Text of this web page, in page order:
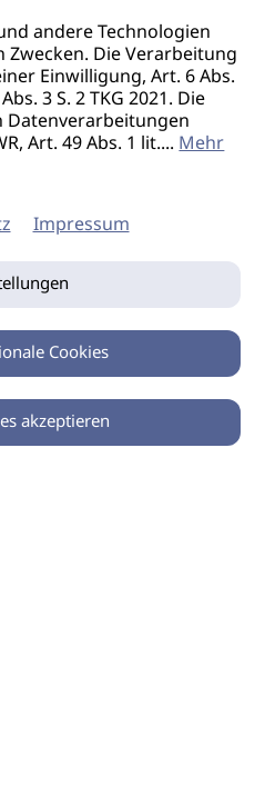
andere Technologien
Die Verarbeitung
Einwilligung, Art. 6 Abs.
3 S. 2 TKG 2021. Die
Art. 49 Abs. 1 lit....Mehr
Impressum
Cookies
akzeptieren